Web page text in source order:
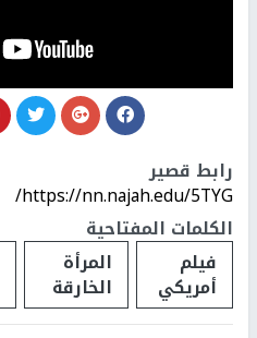
رابط قصير
https://nn.najah.edu/5TYG/
الكلمات المفتاحية
فيلم
أمريكي
المرأة
الخارقة